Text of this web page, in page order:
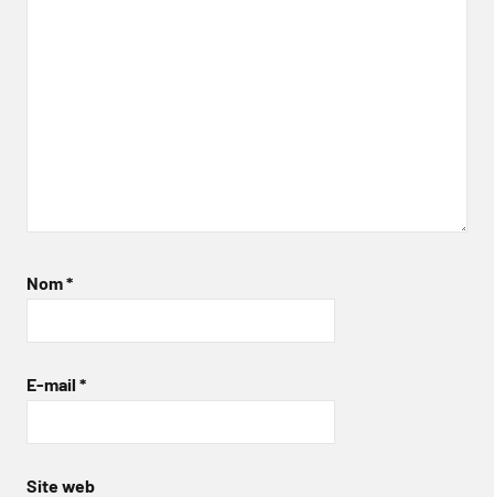
Nom*
E-mail *
Site web